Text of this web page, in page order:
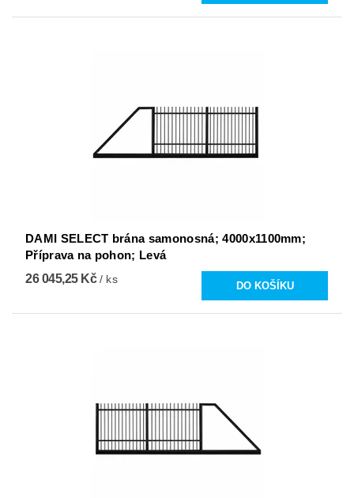
DAMI SELECT brána samonosná; 4000x1100mm;
Příprava na pohon; Levá
26 045,25 Kč/ ks